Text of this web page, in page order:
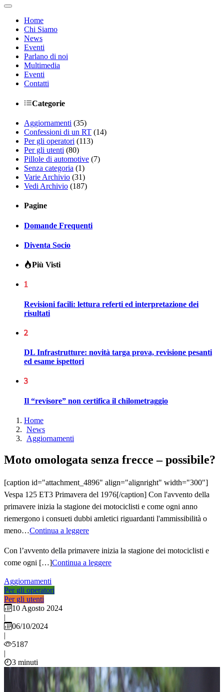
Home
Chi Siamo
News
Eventi
Parlano di noi
Multimedia
Eventi
Contatti
Categorie
Aggiornamenti (35)
Confessioni di un RT (14)
Per gli operatori (113)
Per gli utenti (80)
Pillole di automotive (7)
Senza categoria (1)
Varie Archivio (31)
Vedi Archivio (187)
Pagine
Domande Frequenti
Diventa Socio
Più Visti
1
Revisioni facili: lettura referti ed interpretazione dei
risultati
2
DL Infrastrutture: novità targa prova, revisione pesanti
ed esame ispettori
3
Il “revisore” non certifica il chilometraggio
Home
News
Aggiornamenti
Moto omologata senza frecce – possibile?
[caption id="attachment_4896" align="alignright" width="300"]
Vespa 125 ET3 Primavera del 1976[/caption] Con l'avvento della
primavere inizia la stagione dei motociclisti e come ogni anno
riemergono i consueti dubbi amletici riguardanti l'ammissibilità o
meno…Continua a leggere
Con l’avvento della primavere inizia la stagione dei motociclisti e
come ogni […]Continua a leggere
Aggiornamenti
Per gli operatori
Per gli utenti
10 Agosto 2024
|
06/10/2024
|
5187
|
3 minuti